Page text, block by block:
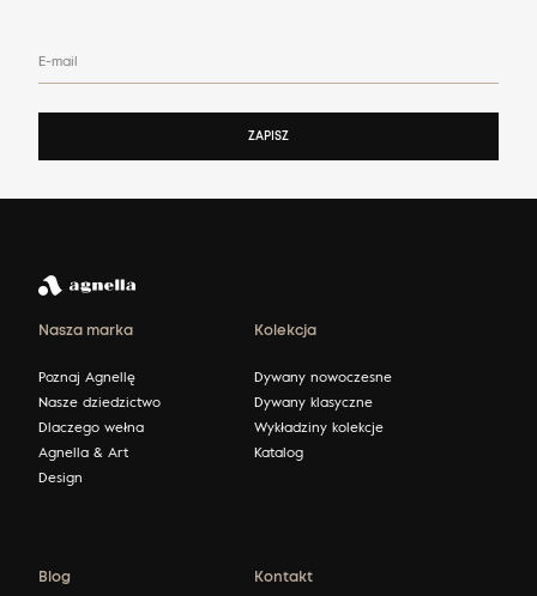
E-mail
ZAPISZ
Nasza marka
Poznaj Agnellę
Nasze dziedzictwo
Dlaczego wełna
Agnella & Art
Design
Kolekcja
Dywany nowoczesne
Dywany klasyczne
Wykładziny kolekcje
Katalog
Blog Kontakt